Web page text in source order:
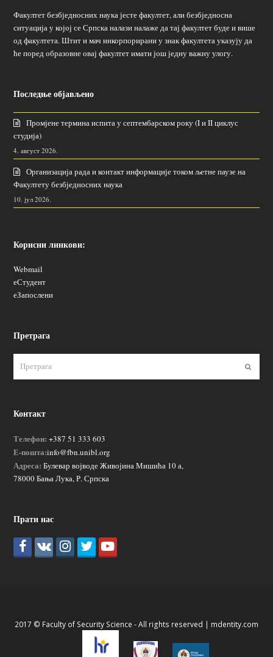
Факултет безбједносних наука јесте факултет, али безбједносна
ситуација у којој се Српска налази налаже да тај факултет буде и више
од факултета. Штит и мач инкорпорирани у знак факултета указују да
ће поред образовне овај факултет имати још једну важну улогу.
Последње објављено
Промјене термина испита у септембарском року (I и II циклус
студија)
4. август 2026.
Организација рада и контакт информације током љетне паузе на
Факултету безбједносних наука
10. јул 2026.
Корисни линкови:
Webmail
еСтудент
еЗапослени
Претрага
Контакт
Телефон: +387 51 333 603
Е-пошта:info@fbn.unibl.org
Адреса: Булевар војводе Живојина Мишића 10 а,
78000 Бања Лука, Р. Српска
Прати нас
2017 © Faculty of Security Science - All rights reserved | mdentity.com